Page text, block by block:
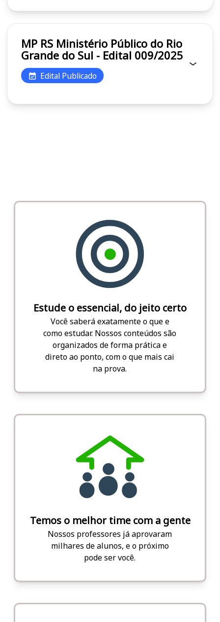
MP RS Ministério Público do Rio
Grande do Sul - Edital 009/2025
Edital Publicado
Estude o essencial, do jeito certo
Você saberá exatamente o que e
como estudar. Nossos conteúdos são
organizados de forma prática e
direto ao ponto, com o que mais cai
na prova.
Temos o melhor time com a gente
Nossos professores já aprovaram
milhares de alunos, e o próximo
pode ser você.